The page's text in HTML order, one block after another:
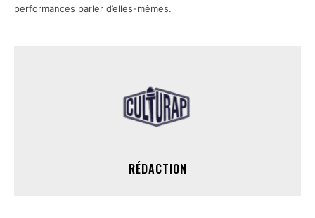
performances parler d’elles-mêmes.
RÉDACTION